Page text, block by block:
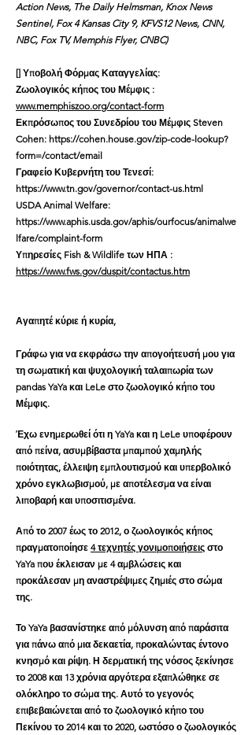
Action News, The Daily Helmsman, Knox News
Sentinel, Fox 4 Kansas City 9, KFVS12 News, CNN,
NBC, Fox TV, Memphis Flyer, CNBC)
[] Υποβολή Φόρμας Καταγγελίας:
Ζωολογικός κήπος του Μέμφις :
www.memphiszoo.org/contact-form
Εκπρόσωπος του Συνεδρίου του Μέμφις Steven
Cohen: https://cohen.house.gov/zip-code-lookup?
form=/contact/email
Γραφείο Κυβερνήτη του Τενεσί:
https://www.tn.gov/governor/contact-us.html
USDA Animal Welfare:
https://www.aphis.usda.gov/aphis/ourfocus/animalwe
lfare/complaint-form
Υπηρεσίες Fish & Wildlife των ΗΠΑ :
https://www.fws.gov/duspit/contactus.htm
Αγαπητέ κύριε ή κυρία,
Γράφω για να εκφράσω την απογοήτευσή μου για
τη σωματική και ψυχολογική ταλαιπωρία των
pandas YaYa και LeLe στο ζωολογικό κήπο του
Μέμφις.
Έχω ενημερωθεί ότι η YaYa και η LeLe υποφέρουν
από πείνα, ασυμβίβαστα μπαμπού χαμηλής
ποιότητας, έλλειψη εμπλουτισμού και υπερβολικό
χρόνο εγκλωβισμού, με αποτέλεσμα να είναι
λιποβαρή και υποσιτισμένα.
Από το 2007 έως το 2012, ο ζωολογικός κήπος
πραγματοποίησε 4 τεχνητές γονιμοποιήσεις στο
YaYa που έκλεισαν με 4 αμβλώσεις και
προκάλεσαν μη αναστρέψιμες ζημιές στο σώμα
της.
Το YaYa βασανίστηκε από μόλυνση από παράσιτα
για πάνω από μια δεκαετία, προκαλώντας έντονο
κνησμό και ρίψη. Η δερματική της νόσος ξεκίνησε
το 2008 και 13 χρόνια αργότερα εξαπλώθηκε σε
ολόκληρο το σώμα της. Αυτό το γεγονός
επιβεβαιώνεται από το ζωολογικό κήπο του
Πεκίνου το 2014 και το 2020, ωστόσο ο ζωολογικός